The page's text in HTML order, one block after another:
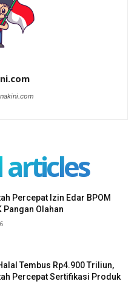
Percepat Izin Edar BPOM
Pangan Olahan
Tembus Rp4.900 Triliun,
Percepat Sertifikasi Produk